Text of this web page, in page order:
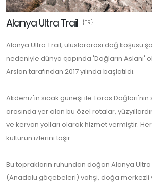
Alanya Ultra Trail {TR}
Alanya Ultra Trail, uluslararası dağ koşusu
nedeniyle dünya çapında 'Dağların Aslanı'
Arslan tarafından 2017 yılında başlatıldı.
Akdeniz'in sıcak güneşi ile Toros
arasında yer alan bu özel rotalar,
ve kervan yolları olarak hizmet vermiştir.
kültürün izlerini taşır.
Bu toprakların ruhundan doğan Alanya Ultra
(Anadolu göçebeleri) vahşi, doğa merkezli